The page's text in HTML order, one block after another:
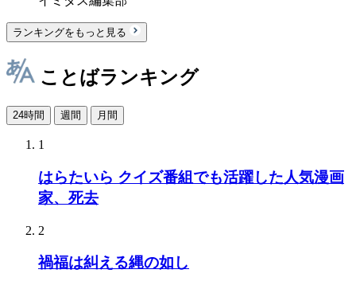
ランキングをもっと見る
ことばランキング
24時間 週間 月間
1
はらたいら クイズ番組でも活躍した人気漫画
家、死去
2
禍福は糾える縄の如し